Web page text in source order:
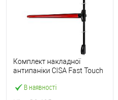
В наявності
Комплект накладної
антипаніки CISA Fast Touch
точковий вверх-вниз